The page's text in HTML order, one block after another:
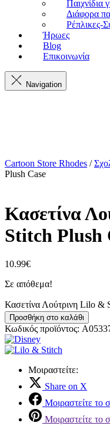
Παιχνίδια
Διάφορα
Ρέπλικες-
Ήρωες
Blog
Επικοινωνία
Navigation
Cartoon Store Rhodes /
Plush Case
Κασετίνα
Stitch Plush
10.99€
Σε απόθεμα!
Κασετίνα Λούτρινη Lilo &
Προσθήκη στο καλάθι
Κωδικός προϊόντος:
Μοιραστείτε:
Share on X
Μοιραστείτε το
Μοιραστείτε το